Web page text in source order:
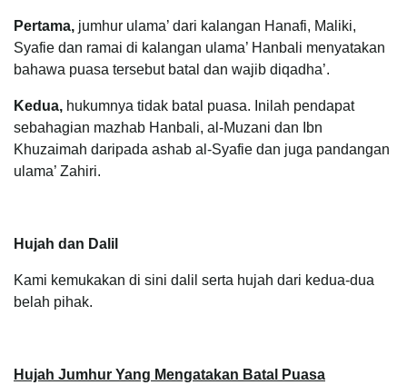
Pertama, jumhur ulama’ dari kalangan Hanafi, Maliki,
Syafie dan ramai di kalangan ulama’ Hanbali menyatakan
bahawa puasa tersebut batal dan wajib diqadha’.
Kedua, hukumnya tidak batal puasa. Inilah pendapat
sebahagian mazhab Hanbali, al-Muzani dan Ibn
Khuzaimah daripada ashab al-Syafie dan juga pandangan
ulama’ Zahiri.
Hujah dan Dalil
Kami kemukakan di sini dalil serta hujah dari kedua-dua
belah pihak.
Hujah Jumhur Yang Mengatakan Batal Puasa